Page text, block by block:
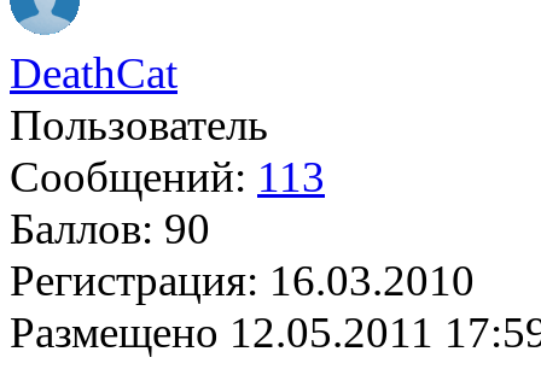
DeathCat
Пользователь
Сообщений: 113
Баллов: 90
Регистрация: 16.03.2010
Размещено 12.05.2011